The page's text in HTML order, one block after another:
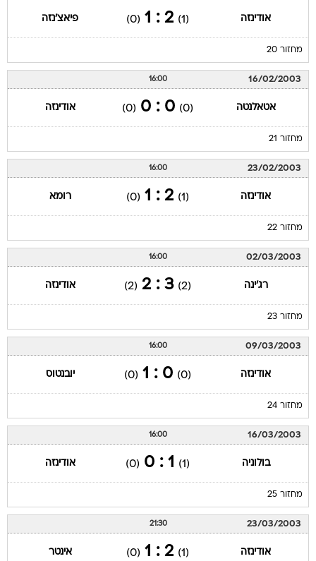
אודינזה (1)
2 : 1
(0) פיאצ'נזה
מחזור 20
16/02/2003
16:00
אטאלנטה (0)
0 : 0
(0) אודינזה
מחזור 21
23/02/2003
16:00
אודינזה (1)
2 : 1
(0) רומא
מחזור 22
02/03/2003
16:00
רג'ינה (2)
3 : 2
(2) אודינזה
מחזור 23
09/03/2003
16:00
אודינזה (0)
0 : 1
(0) יובנטוס
מחזור 24
16/03/2003
16:00
בולוניה (1)
1 : 0
(0) אודינזה
מחזור 25
23/03/2003
21:30
אודינזה (1)
2 : 1
(0) אינטר